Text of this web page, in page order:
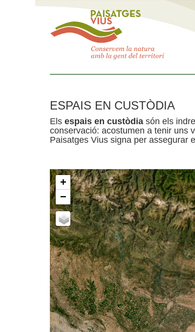
ESPAIS EN CUSTÒDIA
Els espais en custòdia són els
conservació: acostumen a tenir uns
Paisatges Vius signa per assegurar
+
−